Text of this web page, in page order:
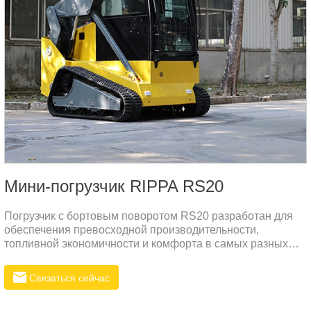
Мини-погрузчик RIPPA RS20
Погрузчик с бортовым поворотом RS20 разработан для
обеспечения превосходной производительности,
топливной экономичности и комфорта в самых разных
строительстве, сельском хозяйстве или ландшафтном
дизайне, этот погрузчик выделяется своей прочной
Связаться сейчас